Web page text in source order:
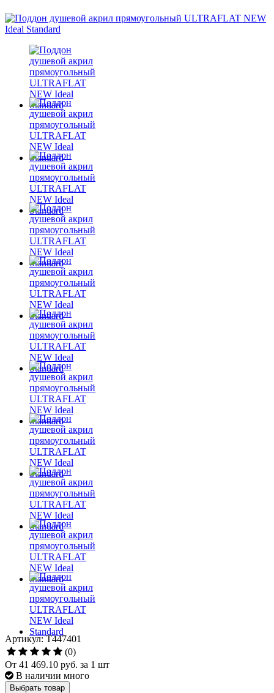
Артикул: T447401
(0)
От 41 469.10 руб. за 1 шт
В наличии много
Выбрать товар